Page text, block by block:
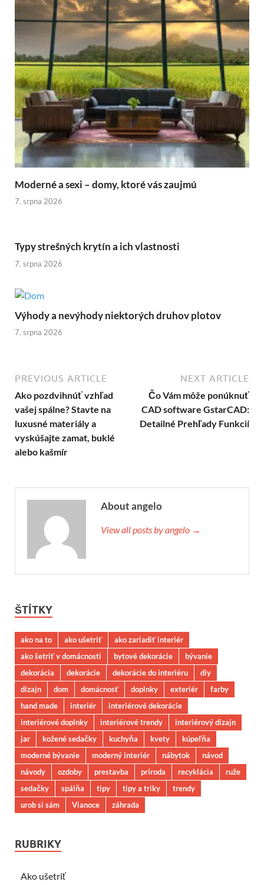
Moderné a sexi – domy, ktoré vás zaujmú
7. srpna 2026
Typy strešných krytín a ich vlastnosti
7. srpna 2026
Výhody a nevýhody niektorých druhov plotov
7. srpna 2026
PREVIOUS ARTICLE
Ako pozdvihnúť vzhľad
vašej spálne? Stavte na
luxusné materiály a
vyskúšajte zamat, buklé
alebo kašmír
NEXT ARTICLE
Čo Vám môže ponúknuť
CAD software GstarCAD:
Detailné Prehľady Funkcií
About angelo
View all posts by angelo →
ŠTÍTKY
ako na to ako ušetriť
ako zariadiť interiér
ako šetriť v domácnosti
bytové dekorácie
bývanie
dekorácia
dekorácie dekorácie do interiéru
diy
dizajn
dom domácnosť doplnky exteriér
farby
hand made
interiér
interiérové dekorácie
interiérové doplnky
interiérové trendy
interiérový dizajn
jar
kožené sedačky kuchyňa kvety
kúpeľňa
moderné bývanie
moderný interiér nábytok
návod
návody
ozdoby prestavba príroda recyklácia
ruže
sedačky
spálňa tipy tipy a triky
trendy
urob si sám
Vianoce záhrada
RUBRIKY
Ako ušetriť